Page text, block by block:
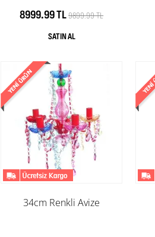
8999.99 TL9899.99 TL
34cm Renkli Avize